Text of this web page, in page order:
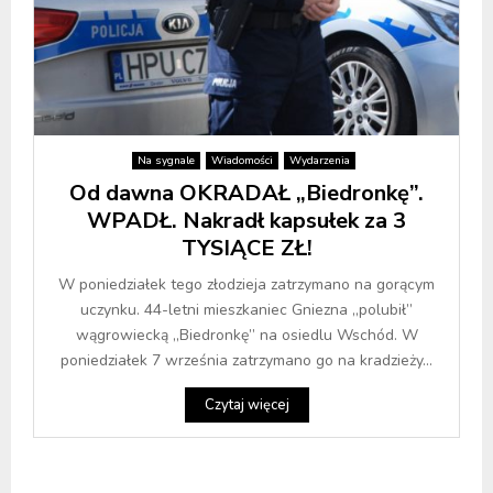
Na sygnale Wiadomości Wydarzenia
Od dawna OKRADAŁ „Biedronkę”.
WPADŁ. Nakradł kapsułek za 3
TYSIĄCE ZŁ!
W poniedziałek tego złodzieja zatrzymano na gorącym
uczynku. 44-letni mieszkaniec Gniezna „polubił”
wągrowiecką „Biedronkę” na osiedlu Wschód. W
poniedziałek 7 września zatrzymano go na kradzieży...
Czytaj więcej